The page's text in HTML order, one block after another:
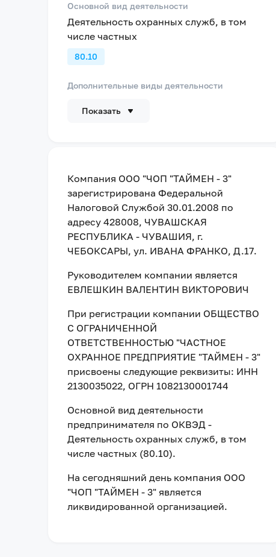
Основной вид деятельности
Деятельность охранных служб, в том
числе частных
80.10
Дополнительные виды деятельности
Показать
Компания ООО "ЧОП "ТАЙМЕН - 3"
зарегистрирована Федеральной
Налоговой Службой 30.01.2008 по
адресу 428008, ЧУВАШСКАЯ
РЕСПУБЛИКА - ЧУВАШИЯ, г.
ЧЕБОКСАРЫ, ул. ИВАНА ФРАНКО, Д.17.
Руководителем компании является
ЕВЛЕШКИН ВАЛЕНТИН ВИКТОРОВИЧ
При регистрации компании ОБЩЕСТВО
С ОГРАНИЧЕННОЙ
ОТВЕТСТВЕННОСТЬЮ "ЧАСТНОЕ
ОХРАННОЕ ПРЕДПРИЯТИЕ "ТАЙМЕН - 3"
присвоены следующие реквизиты: ИНН
2130035022, ОГРН 1082130001744
Основной вид деятельности
предпринимателя по ОКВЭД -
Деятельность охранных служб, в том
числе частных (80.10).
На сегодняшний день компания ООО
"ЧОП "ТАЙМЕН - 3" является
ликвидированной организацией.